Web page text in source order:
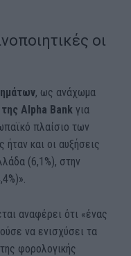
οι
, ως ανάχωμα
Alpha Bank για
πλαίσιο των
ήταν και οι αυξήσεις
(6,1%), στην
αναφέρει ότι «ένας
να ενισχύσει τα
φορολογικής